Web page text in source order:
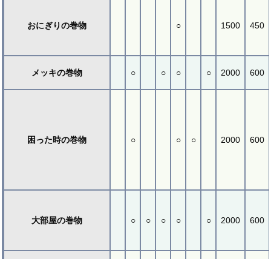
おにぎりの巻物 ○ 1500 450
メッキの巻物 ○ ○ ○ ○ 2000 600
困った時の巻物 ○ ○ ○ 2000 600
大部屋の巻物 ○ ○ ○ ○ ○ 2000 600